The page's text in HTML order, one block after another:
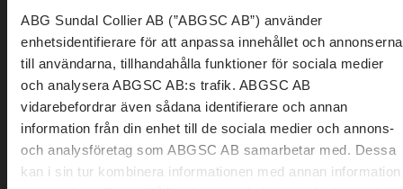
ABG Sundal Collier AB (”ABGSC AB”) använder
enhetsidentifierare för att anpassa innehållet och annonserna
till användarna, tillhandahålla funktioner för sociala medier
och analysera ABGSC AB:s trafik. ABGSC AB
vidarebefordrar även sådana identifierare och annan
information från din enhet till de sociala medier och annons-
och analysföretag som ABGSC AB samarbetar med. Dessa
kan i sin tur kombinera informationen med annan information
uppdrag av ABG Private Banking, en avdelning inom ABG
Sundal Collier AB (”ABGSC AB”), som en service till ABG
Private Bankings kunder och prenumeranter på nyhetsbrev.
Eventuell information om finansiella instrument och/eller
tjänster som framgår här är inte avsedd att utgöra ett råd eller
en rekommendation att agera på ett visst sätt. Informationen
är av allmän karaktär och inte anpassad utifrån mottagarens
individuella situation. Placeringar i finansiella instrument är